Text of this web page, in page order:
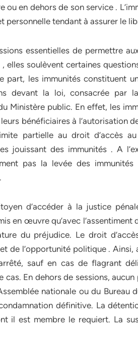
ou en dehors de son service .
tendant à assurer le
essentielles de permettre
elles soulèvent certaines
part, les immunités constituent
devant la loi, consacrée par
Ministère public. En effet, les
bénéficiaires à l’autorisation
partielle au droit d’accès
jouissant des immunités . A
pas la levée des
d’accéder à la justice
en œuvre qu’avec
du préjudice. Le droit
de l’opportunité politique . Ainsi,
sauf en cas de flagrant
cas. En dehors de sessions,
nationale ou du
définitive. La
il est membre le requiert. La